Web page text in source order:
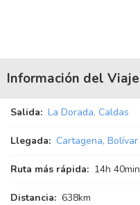
Información del Viaje
Salida: La Dorada, Caldas
Llegada: Cartagena, Bolívar
Ruta más rápida: 14h 40min
Distancia: 638km